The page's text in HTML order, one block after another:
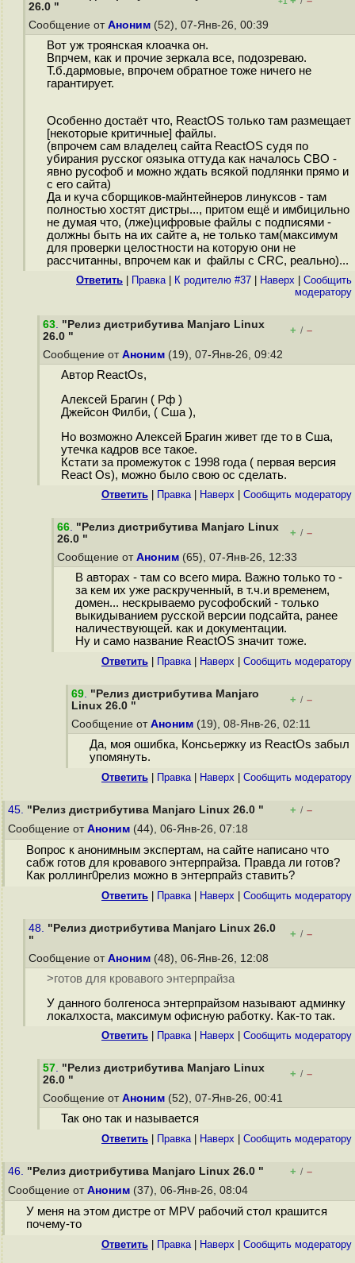
26.0 "
Сообщение от Аноним (52), 07-Янв-26, 00:39
Вот уж троянская клоачка он.
Впрчем, как и прочие зеркала все, подозреваю.
Т.б.дармовые, впрочем обратное тоже ничего не
гарантирует.
Особенно достаёт что, ReactOS только там размещает
[некоторые критичные] файлы.
(впрочем сам владелец сайта ReactOS судя по
убирания русског оязыка оттуда как началось СВО -
явно русофоб и можно ждать всякой подлянки прямо и
с его сайта)
Да и куча сборщиков-майнтейнеров линуксов - там
полностью хостят дистры..., притом ещё и имбицильно
не думая что, (лже)цифровые файлы с подписями -
должны быть на их сайте а, не только там(максимум
для проверки целостности на которую они не
рассчитанны, впрочем как и файлы с CRC, реально)...
Ответить Правка| К родителю #37 Наверх
Cообщить
модератору
63. "Релиз дистрибутива Manjaro Linux
26.0 "
+ / –
Сообщение от Аноним (19), 07-Янв-26, 09:42
Автор ReactOs,
Алексей Брагин ( Рф )
Джейсон Филби, ( Сша ),
Но возможно Алексей Брагин живет где то в Сша,
утечка кадров все такое.
Кстати за промежуток с 1998 года ( первая версия
React Os), можно было свою ос сделать.
Ответить Правка| Наверх Cообщить модератору
66. "Релиз дистрибутива Manjaro Linux
26.0 "
+ / –
Сообщение от Аноним (65), 07-Янв-26, 12:33
В авторах - там со всего мира. Важно только то -
за кем их уже раскрученный, в т.ч.и временем,
домен... нескрываемо русофобский - только
выкидыванием русской версии подсайта, ранее
наличествующей. как и документации.
Ну и само название ReactOS значит тоже.
Ответить Правка| Наверх Cообщить модератору
69. "Релиз дистрибутива Manjaro
Linux 26.0 "
+ / –
Сообщение от Аноним (19), 08-Янв-26, 02:11
Да, моя ошибка, Консьержку из ReactOs забыл
упомянуть.
Ответить Правка| Наверх Cообщить модератору
45. "Релиз дистрибутива Manjaro Linux 26.0 " + / –
Сообщение от Аноним (44), 06-Янв-26, 07:18
Вопрос к анонимным экспертам, на сайте написано что
сабж готов для кровавого энтерпрайза. Правда ли готов?
Как роллинг0релиз можно в энтерпрайз ставить?
Ответить Правка| Наверх Cообщить модератору
48. "Релиз дистрибутива Manjaro Linux 26.0
"
+ / –
Сообщение от Аноним (48), 06-Янв-26, 12:08
>готов для кровавого энтерпрайза
У данного болгеноса энтерпрайзом называют админку
локалхоста, максимум офисную работку. Как-то так.
Ответить Правка| Наверх Cообщить модератору
57. "Релиз дистрибутива Manjaro Linux
26.0 "
+ / –
Сообщение от Аноним (52), 07-Янв-26, 00:41
Так оно так и называется
Ответить Правка| Наверх Cообщить модератору
46. "Релиз дистрибутива Manjaro Linux 26.0 " + / –
Сообщение от Аноним (37), 06-Янв-26, 08:04
У меня на этом дистре от MPV рабочий стол крашится
почему-то
Ответить Правка| Наверх Cообщить модератору